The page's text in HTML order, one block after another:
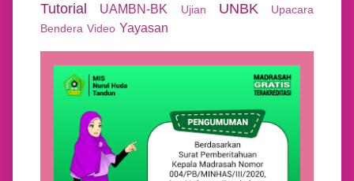
Tutorial UAMBN-BK Ujian UNBK
Upacara
Bendera Video Yayasan